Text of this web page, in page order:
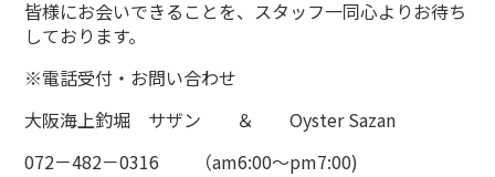
皆様にお会いできることを、スタッフ一同心よりお待ち
しております。
※電話受付・お問い合わせ
大阪海上釣堀 サザン ＆ Oyster Sazan
072－482－0316 （am6:00～pm7:00)